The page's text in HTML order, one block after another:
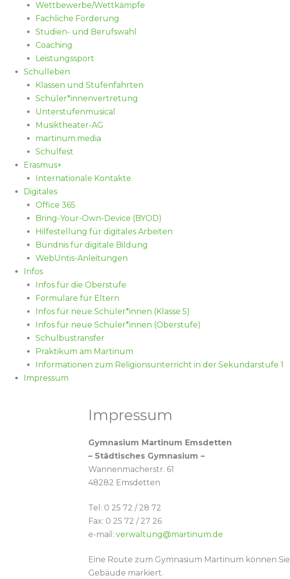
Wettbewerbe/Wettkämpfe
Fachliche Förderung
Studien- und Berufswahl
Coaching
Leistungssport
Schulleben
Klassen und Stufenfahrten
Schüler*innenvertretung
Unterstufenmusical
Musiktheater-AG
martinum.media
Schulfest
Erasmus+
Internationale Kontakte
Digitales
Office 365
Bring-Your-Own-Device (BYOD)
Hilfestellung für digitales Arbeiten
Bündnis für digitale Bildung
WebUntis-Anleitungen
Infos
Infos für die Oberstufe
Formulare für Eltern
Infos für neue Schüler*innen (Klasse 5)
Infos für neue Schüler*innen (Oberstufe)
Schulbustransfer
Praktikum am Martinum
Informationen zum Religionsunterricht in der Sekundarstufe 1
Impressum
Impressum
Gymnasium Martinum Emsdetten
– Städtisches Gymnasium –
Wannenmacherstr. 61
48282 Emsdetten
Tel: 0 25 72 / 28 72
Fax: 0 25 72 / 27 26
e-mail: verwaltung@martinum.de
Eine Route zum Gymnasium Martinum können Sie
Gebäude markiert.